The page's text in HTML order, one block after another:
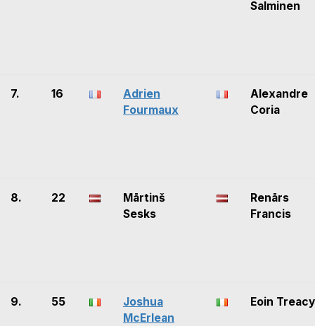
Salminen
7. 16
Adrien
Fourmaux
Alexandre
Coria
8. 22
Mārtinš
Sesks
Renārs
Francis
9. 55
Joshua
McErlean
Eoin Treacy